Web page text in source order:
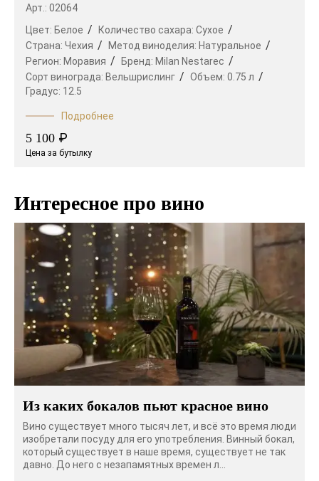
Арт.: 02064
Цвет: Белое Количество сахара: Сухое
Страна: Чехия Метод виноделия: Натуральное
Регион: Моравия Бренд: Milan Nestarec
Сорт винограда: Вельшрислинг Объем: 0.75 л
Градус: 12.5
Подробнее
5 100 ₽
Цена за бутылку
Интересное про вино
Из каких бокалов пьют красное вино
Вино существует много тысяч лет, и всё это время люди
изобретали посуду для его употребления. Винный бокал,
который существует в наше время, существует не так
давно. До него с незапамятных времен л...